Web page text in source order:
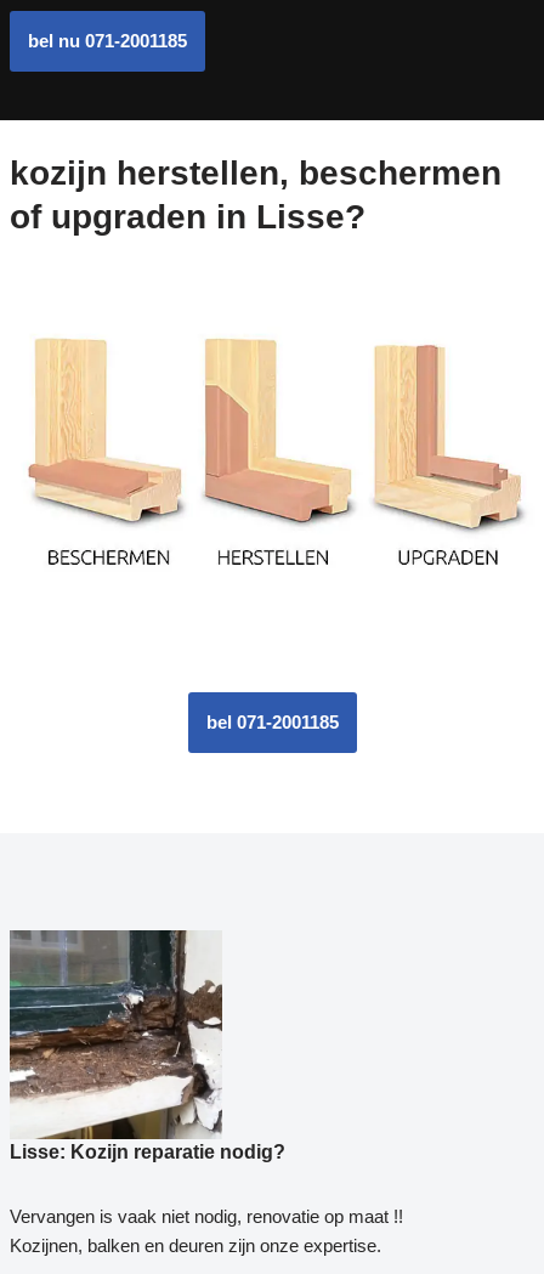
bel nu 071-2001185
kozijn herstellen, beschermen
of upgraden in Lisse?
bel 071-2001185
Lisse: Kozijn reparatie nodig?
Vervangen is vaak niet nodig, renovatie op maat !!
Kozijnen, balken en deuren zijn onze expertise.